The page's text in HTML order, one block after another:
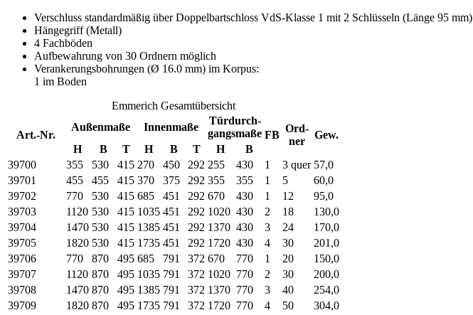
Verschluss standardmäßig über Doppelbartschloss VdS-Klasse 1 mit 2 Schlüsseln (Länge 95 mm)
Hängegriff (Metall)
4 Fachböden
Aufbewahrung von 30 Ordnern möglich
Verankerungsbohrungen (Ø 16.0 mm) im Korpus:
1 im Boden
Emmerich Gesamtübersicht
Art.-Nr.
Außenmaße Innenmaße
Türdurch-
gangsmaße FB
Ord-
ner
Gew.
H
B T H B T H
B
39700
355 530 415 270 450 292 255 430 1 3 quer 57,0
39701
455 455 415 370 375 292 355 355 1 5
60,0
39702
770 530 415 685 451 292 670 430 1 12
95,0
39703
1120 530 415 1035 451 292 1020 430 2 18
130,0
39704
1470 530 415 1385 451 292 1370 430 3 24
170,0
39705
1820 530 415 1735 451 292 1720 430 4 30
201,0
39706
770 870 495 685 791 372 670 770 1 20
150,0
39707
1120 870 495 1035 791 372 1020 770 2 30
200,0
39708
1470 870 495 1385 791 372 1370 770 3 40
254,0
39709
1820 870 495 1735 791 372 1720 770 4 50
304,0